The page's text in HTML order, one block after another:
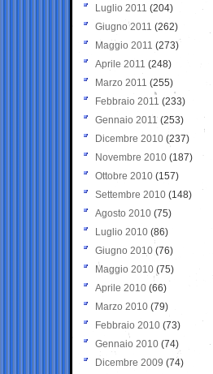
Luglio 2011 (204)
Giugno 2011 (262)
Maggio 2011 (273)
Aprile 2011 (248)
Marzo 2011 (255)
Febbraio 2011 (233)
Gennaio 2011 (253)
Dicembre 2010 (237)
Novembre 2010 (187)
Ottobre 2010 (157)
Settembre 2010 (148)
Agosto 2010 (75)
Luglio 2010 (86)
Giugno 2010 (76)
Maggio 2010 (75)
Aprile 2010 (66)
Marzo 2010 (79)
Febbraio 2010 (73)
Gennaio 2010 (74)
Dicembre 2009 (74)